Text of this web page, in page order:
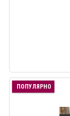
ПОПУЛЯРНО